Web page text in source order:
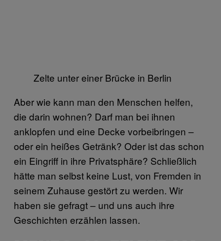
Zelte unter einer Brücke in Berlin
Aber wie kann man den Menschen helfen,
die darin wohnen? Darf man bei ihnen
anklopfen und eine Decke vorbeibringen –
oder ein heißes Getränk? Oder ist das schon
ein Eingriff in ihre Privatsphäre? Schließlich
hätte man selbst keine Lust, von Fremden in
seinem Zuhause gestört zu werden. Wir
haben sie gefragt – und uns auch ihre
Geschichten erzählen lassen.